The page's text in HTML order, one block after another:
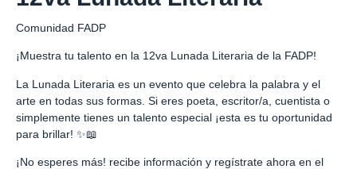
Comunidad FADP
¡Muestra tu talento en la 12va Lunada Literaria de la FADP!
La Lunada Literaria es un evento que celebra la palabra y el
arte en todas sus formas. Si eres poeta, escritor/a, cuentista o
simplemente tienes un talento especial ¡esta es tu oportunidad
para brillar! ✨📖
¡No esperes más! recibe información y regístrate ahora en el